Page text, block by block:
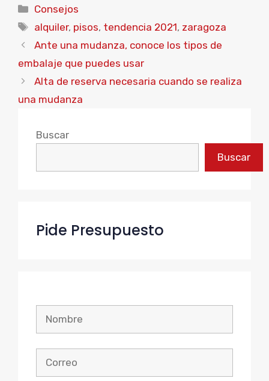
Categorías
Consejos
Etiquetas
alquiler, pisos, tendencia 2021, zaragoza
Ante una mudanza, conoce los tipos de
embalaje que puedes usar
Alta de reserva necesaria cuando se realiza
una mudanza
Buscar
Buscar
Pide Presupuesto